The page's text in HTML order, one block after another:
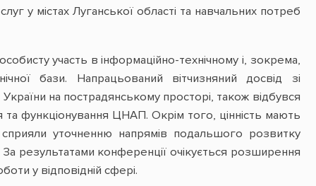
у містах Луганської області та навчальних потреб
участь в інформаційно-технічному і, зокрема,
бази. Напрацьований вітчизняний досвід зі
на пострадянському просторі, також відбувся
та функціонування ЦНАП. Окрім того, цінність мають
уточненню напрямів подальшого розвитку
результатами конференції очікується розширення
у відповідній сфері.